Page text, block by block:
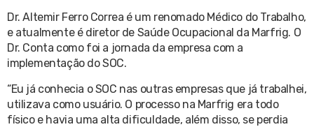
Dr. Altemir Ferro Correa é um renomado Médico do Trabalho,
e atualmente é diretor de Saúde Ocupacional da Marfrig. O
Dr. Conta como foi a jornada da empresa com a
implementação do SOC.
“Eu já conhecia o SOC nas outras empresas que já trabalhei,
utilizava como usuário. O processo na Marfrig era todo
físico e havia uma alta dificuldade, além disso, se perdia